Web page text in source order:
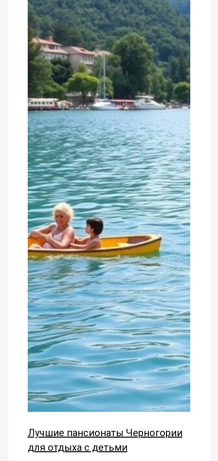
Лучшие пансионаты Черногории
для отдыха с детьми